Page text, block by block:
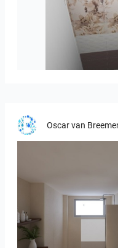
viola_brown-01
Oscar van